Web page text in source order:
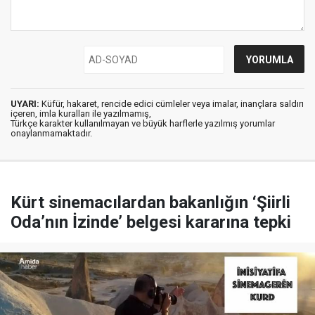
UYARI: Küfür, hakaret, rencide edici cümleler veya imalar, inançlara saldırı
içeren, imla kuralları ile yazılmamış,
Türkçe karakter kullanılmayan ve büyük harflerle yazılmış yorumlar
onaylanmamaktadır.
Kürt sinemacılardan bakanlığın ‘Şiirli
Oda’nın İzinde’ belgesi kararına tepki